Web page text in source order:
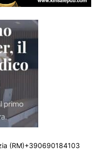
(RM)+390690184103